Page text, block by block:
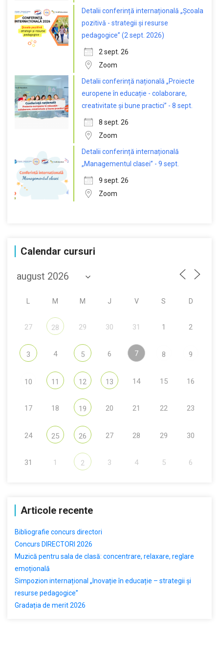
Detalii conferință internațională „Școala
pozitivă - strategii și resurse
pedagogice” (2 sept. 2026)
2 sept. 26
Zoom
Detalii conferință națională „Proiecte
europene în educație - colaborare,
creativitate și bune practici” - 8 sept.
8 sept. 26
Zoom
Detalii conferință internațională
„Managementul clasei” - 9 sept.
9 sept. 26
Zoom
Calendar cursuri
M M J V S D
27 28 29 30 31 1 2
3 4 5 6 7 8 9
10 11 12 13 14 15 16
17 18 19 20 21 22 23
24 25 26 27 28 29 30
31 1 2 3 4 5 6
Articole recente
Bibliografie concurs directori
Concurs DIRECTORI 2026
Muzică pentru sala de clasă: concentrare, relaxare, reglare
emoțională
Simpozion internațional „Inovație în educație – strategii și
resurse pedagogice”
Gradația de merit 2026